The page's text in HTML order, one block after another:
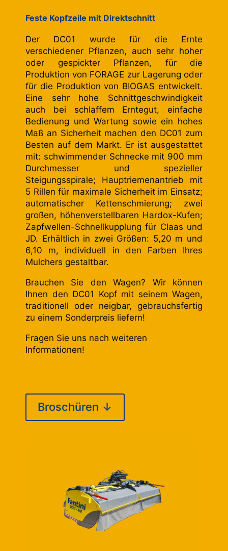
Feste Kopfzeile mit Direktschnitt
Der DC01 wurde für die Ernte
verschiedener Pflanzen, auch sehr hoher
oder gespickter Pflanzen, für die
Produktion von FORAGE zur Lagerung oder
für die Produktion von BIOGAS entwickelt.
Eine sehr hohe Schnittgeschwindigkeit
auch bei schlaffem Erntegut, einfache
Bedienung und Wartung sowie ein hohes
Maß an Sicherheit machen den DC01 zum
Besten auf dem Markt. Er ist ausgestattet
mit: schwimmender Schnecke mit 900 mm
Durchmesser und spezieller
Steigungsspirale; Hauptriemenantrieb mit
5 Rillen für maximale Sicherheit im Einsatz;
automatischer Kettenschmierung; zwei
großen, höhenverstellbaren Hardox-Kufen;
Zapfwellen-Schnellkupplung für Claas und
JD. Erhältlich in zwei Größen: 5,20 m und
6,10 m, individuell in den Farben Ihres
Mulchers gestaltbar.
Brauchen Sie den Wagen? Wir können
Ihnen den DC01 Kopf mit seinem Wagen,
traditionell oder neigbar, gebrauchsfertig
zu einem Sonderpreis liefern!
Fragen Sie uns nach weiteren
Informationen!
Broschüren ↓